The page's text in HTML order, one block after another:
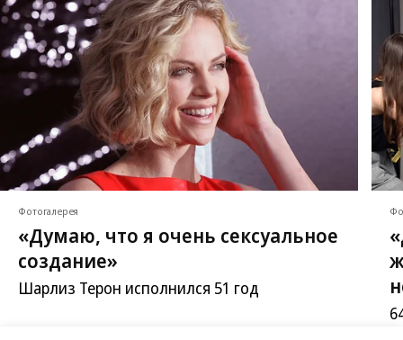
Фотогалерея
«Думаю, что я очень сексуальное
создание»
Шарлиз Терон исполнился 51 год